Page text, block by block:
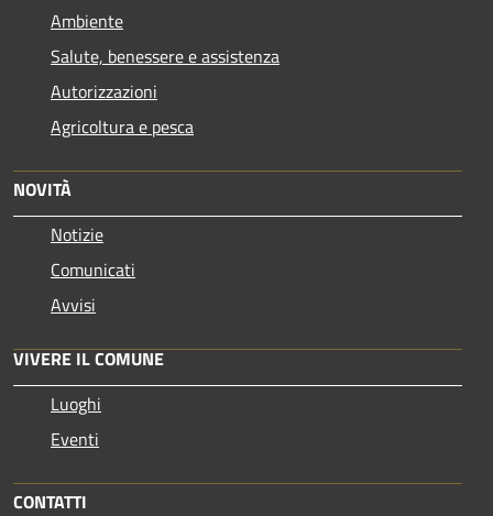
Ambiente
Salute, benessere e assistenza
Autorizzazioni
Agricoltura e pesca
NOVITÀ
Notizie
Comunicati
Avvisi
VIVERE IL COMUNE
Luoghi
Eventi
CONTATTI